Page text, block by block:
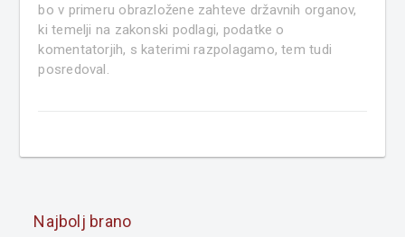
bo v primeru obrazložene zahteve državnih organov,
ki temelji na zakonski podlagi, podatke o
komentatorjih, s katerimi razpolagamo, tem tudi
posredoval.
Najbolj brano